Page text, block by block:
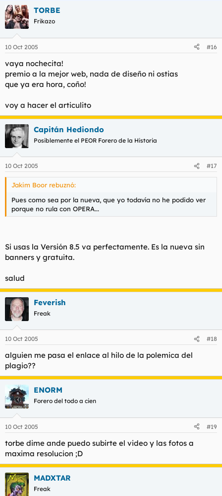
TORBE
Frikazo
10 Oct 2005 #16
vaya nochecita!
premio a la mejor web, nada de diseño ni ostias
que ya era hora, coño!
voy a hacer el articulito
Capitán Hediondo
Posiblemente el PEOR Forero de la Historia
10 Oct 2005 #17
Jakim Boor rebuznó:
Pues como sea por la nueva, que yo todavía no he podido ver
porque no rula con OPERA...
Si usas la Versión 8.5 va perfectamente. Es la nueva sin
banners y gratuita.
salud
Feverish
Freak
10 Oct 2005 #18
alguien me pasa el enlace al hilo de la polemica del
plagio??
ENORM
Forero del todo a cien
10 Oct 2005 #19
torbe dime ande puedo subirte el video y las fotos a
maxima resolucion ;D
MADXTAR
Freak